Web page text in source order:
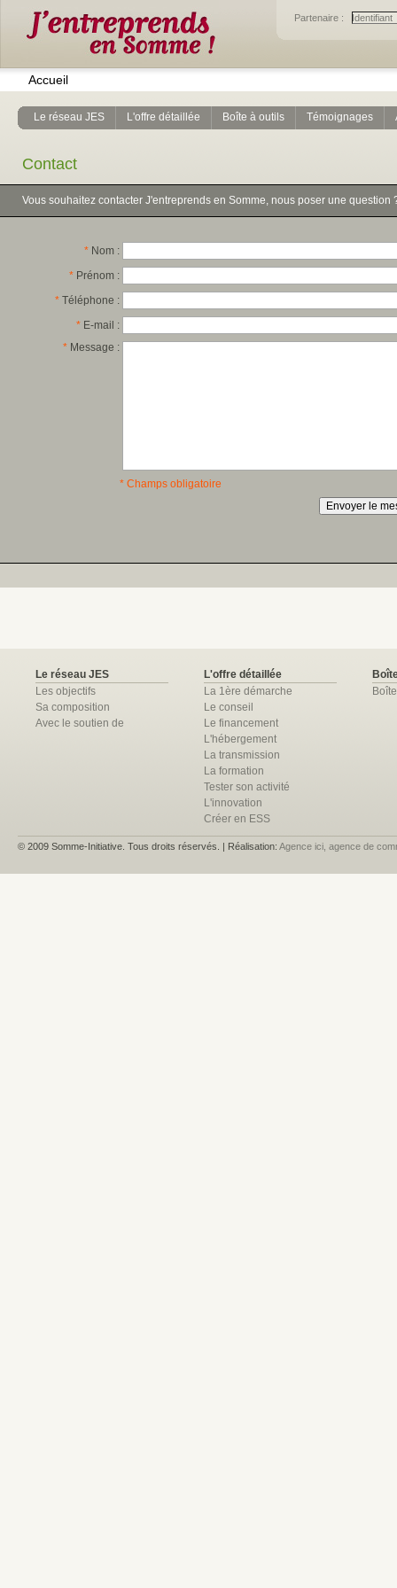
Partenaire :
Accueil
Le réseau JES L'offre détaillée Boîte à outils Témoignages
Contact
Vous souhaitez contacter J'entreprends en Somme, nous poser une question
* Nom :
* Prénom :
* Téléphone :
* E-mail :
* Message :
* Champs obligatoire
Le réseau JES
Les objectifs
Sa composition
Avec le soutien de
L'offre détaillée
La 1ère démarche
Le conseil
Le financement
L'hébergement
La transmission
La formation
Tester son activité
L'innovation
Créer en ESS
© 2009 Somme-Initiative. Tous droits réservés. | Réalisation: Agence ici, agence de